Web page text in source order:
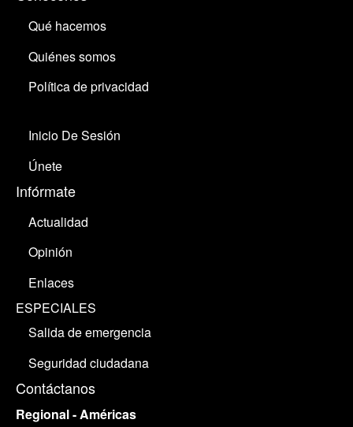
Qué hacemos
Quiénes somos
Política de privacidad
Inicio De Sesión
Únete
Infórmate
Actualidad
Opinión
Enlaces
ESPECIALES
Salida de emergencia
Seguridad ciudadana
Contáctanos
Regional - Américas